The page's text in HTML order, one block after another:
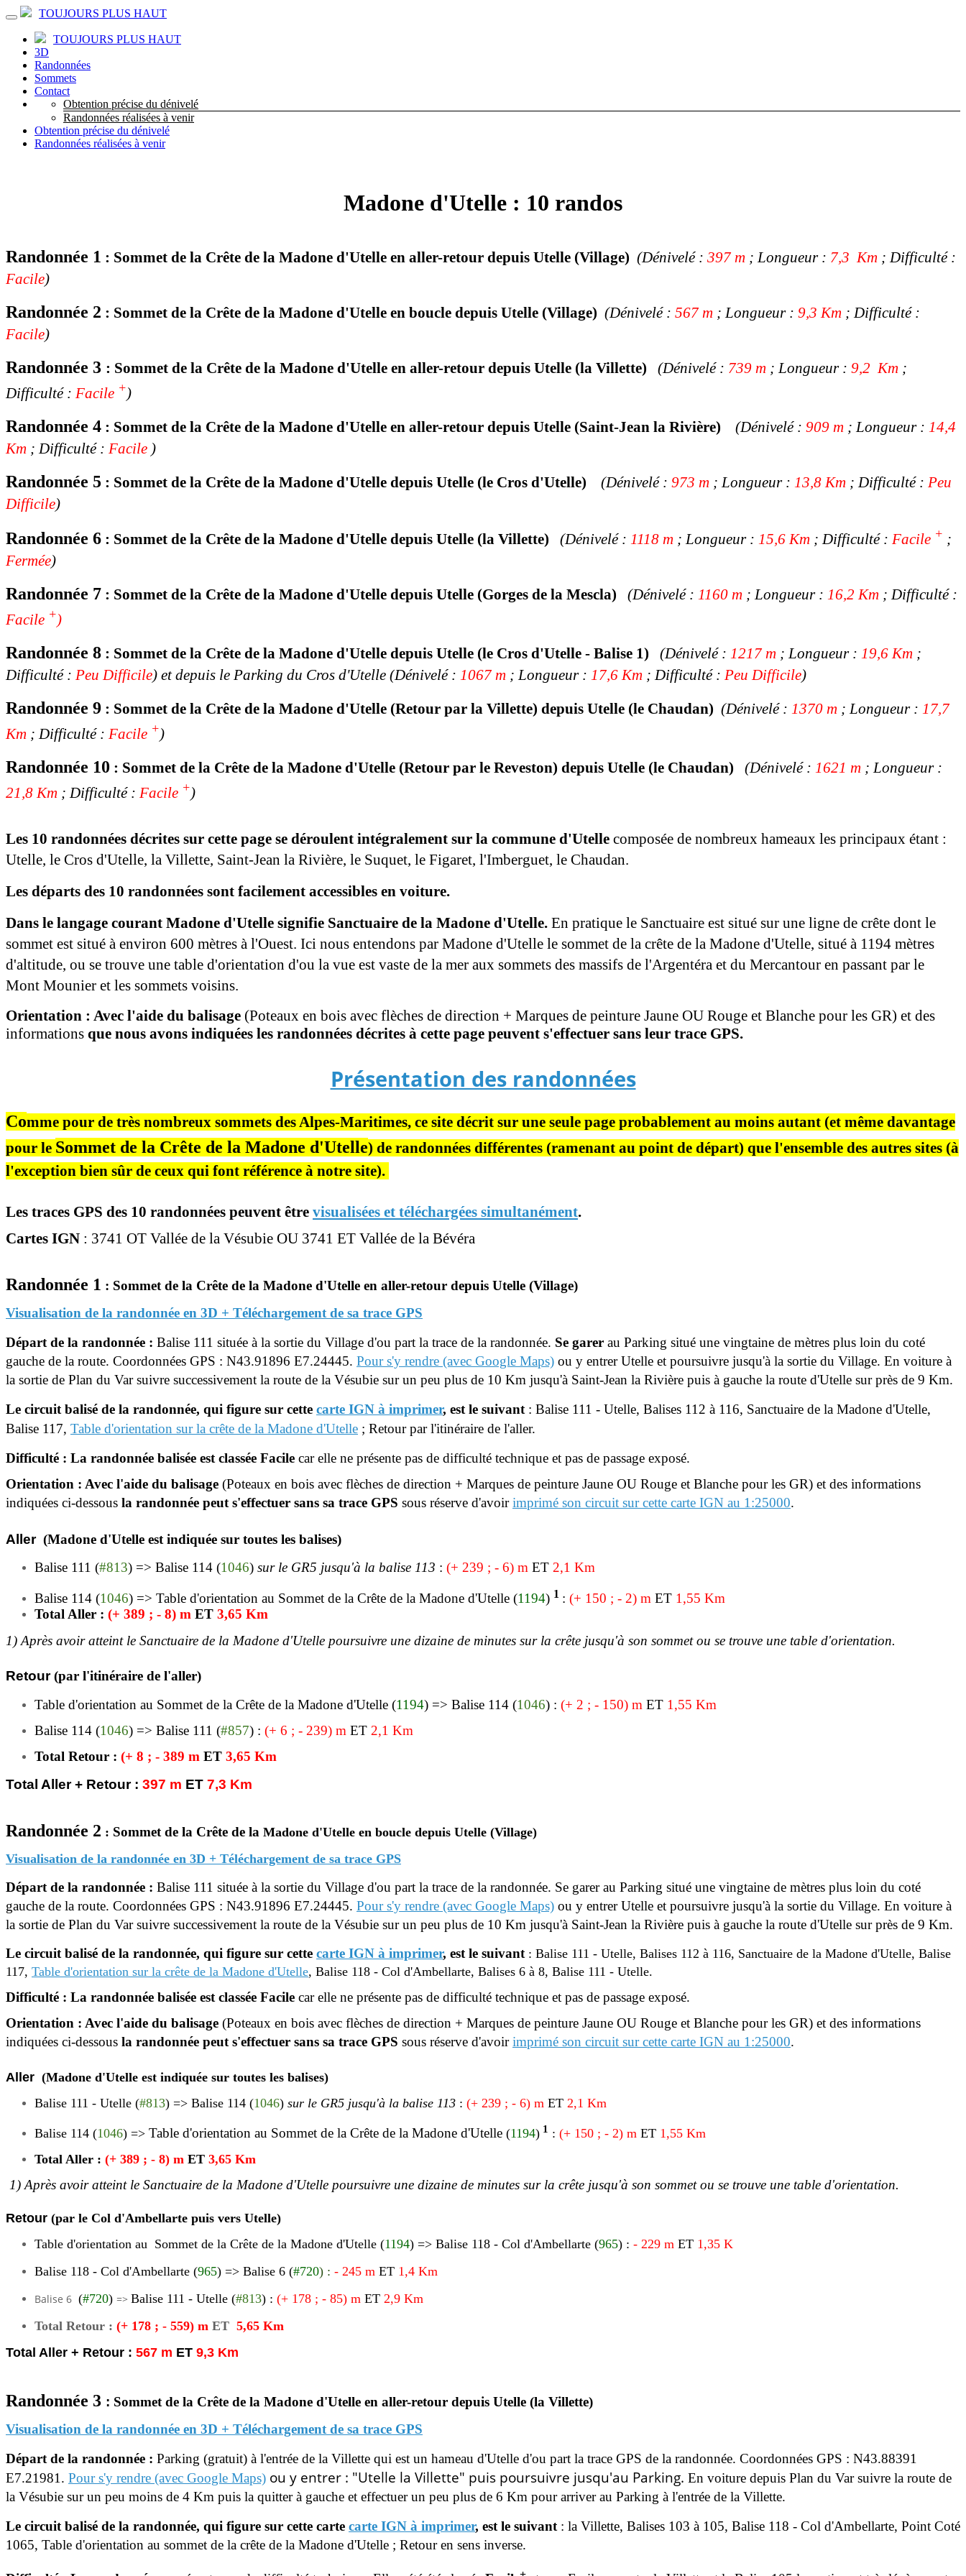
TOUJOURS PLUS HAUT
TOUJOURS PLUS HAUT
3D
Randonnées
Sommets
Contact
Obtention précise du dénivelé
Randonnées réalisées à venir
Obtention précise du dénivelé
Randonnées réalisées à venir
Madone d'Utelle : 10 randos
Randonnée 1 : Sommet de la Crête de la Madone d'Utelle en aller-retour depuis Utelle (Village) (Dénivelé : 397 m ; Longueur : 7,3 Km ; Difficulté :
Facile)
Randonnée 2 : Sommet de la Crête de la Madone d'Utelle en boucle depuis Utelle (Village) (Dénivelé : 567 m ; Longueur : 9,3 Km ; Difficulté :
Facile)
Randonnée 3 : Sommet de la Crête de la Madone d'Utelle en aller-retour depuis Utelle (la Villette) (Dénivelé : 739 m ; Longueur : 9,2 Km ;
Difficulté : Facile +)
Randonnée 4 : Sommet de la Crête de la Madone d'Utelle en aller-retour depuis Utelle (Saint-Jean la Rivière) (Dénivelé : 909 m ; Longueur : 14,4
Km ; Difficulté : Facile )
Randonnée 5 : Sommet de la Crête de la Madone d'Utelle depuis Utelle (le Cros d'Utelle) (Dénivelé : 973 m ; Longueur : 13,8 Km ; Difficulté : Peu
Difficile)
Randonnée 6 : Sommet de la Crête de la Madone d'Utelle depuis Utelle (la Villette) (Dénivelé : 1118 m ; Longueur : 15,6 Km ; Difficulté : Facile + ;
Fermée)
Randonnée 7 : Sommet de la Crête de la Madone d'Utelle depuis Utelle (Gorges de la Mescla) (Dénivelé : 1160 m ; Longueur : 16,2 Km ; Difficulté :
Facile +)
Randonnée 8 : Sommet de la Crête de la Madone d'Utelle depuis Utelle (le Cros d'Utelle - Balise 1) (Dénivelé : 1217 m ; Longueur: 19,6 Km ;
Difficulté : Peu Difficile) et depuis le Parking du Cros d'Utelle (Dénivelé : 1067 m ; Longueur: 17,6 Km ; Difficulté : Peu Difficile)
Randonnée 9 : Sommet de la Crête de la Madone d'Utelle (Retour par la Villette) depuis Utelle (le Chaudan) (Dénivelé : 1370 m ; Longueur : 17,7
Km ; Difficulté : Facile +)
Randonnée 10 : Sommet de la Crête de la Madone d'Utelle (Retour par le Reveston) depuis Utelle (le Chaudan) (Dénivelé : 1621 m ; Longueur :
21,8 Km ; Difficulté : Facile +)
Les 10 randonnées décrites sur cette page se déroulent intégralement sur la commune d'Utelle composée de nombreux hameaux les principaux étant :
Utelle, le Cros d'Utelle, la Villette, Saint-Jean la Rivière, le Suquet, le Figaret, l'Imberguet, le Chaudan.
Les départs des 10 randonnées sont facilement accessibles en voiture.
Dans le langage courant Madone d'Utelle signifie Sanctuaire de la Madone d'Utelle. En pratique le Sanctuaire est situé sur une ligne de crête dont le
sommet est situé à environ 600 mètres à l'Ouest. Ici nous entendons par Madone d'Utelle le sommet de la crête de la Madone d'Utelle, situé à 1194 mètres
d'altitude, ou se trouve une table d'orientation d'ou la vue est vaste de la mer aux sommets des massifs de l'Argentéra et du Mercantour en passant par le
Mont Mounier et les sommets voisins.
Orientation : Avec l'aide du balisage (Poteaux en bois avec flèches de direction + Marques de peinture Jaune OU Rouge et Blanche pour les GR) et des
informations que nous avons indiquées les randonnées décrites à cette page peuvent s'effectuer sans leur trace GPS.
Présentation des randonnées
Comme pour de très nombreux sommets des Alpes-Maritimes, ce site décrit sur une seule page probablement au moins autant (et même davantage
pour le Sommet de la Crête de la Madone d'Utelle) de randonnées différentes (ramenant au point de départ) que l'ensemble des autres sites (à
l'exception bien sûr de ceux qui font référence à notre site).
Les traces GPS des 10 randonnées peuvent être visualisées et téléchargées simultanément.
Cartes IGN : 3741 OT Vallée de la Vésubie OU 3741 ET Vallée de la Bévéra
Randonnée 1 : Sommet de la Crête de la Madone d'Utelle en aller-retour depuis Utelle (Village)
Visualisation de la randonnée en 3D + Téléchargement de sa trace GPS
Départ de la randonnée : Balise 111 située à la sortie du Village d'ou part la trace de la randonnée. Se garer au Parking situé une vingtaine de mètres plus loin du coté
gauche de la route. Coordonnées GPS : N43.91896 E7.24445. Pour s'y rendre (avec Google Maps) ou y entrer Utelle et poursuivre jusqu'à la sortie du Village. En voiture à
la sortie de Plan du Var suivre successivement la route de la Vésubie sur un peu plus de 10 Km jusqu'à Saint-Jean la Rivière puis à gauche la route d'Utelle sur près de 9 Km.
Le circuit balisé de la randonnée, qui figure sur cette carte IGN à imprimer, est le suivant : Balise 111 - Utelle, Balises 112 à 116, Sanctuaire de la Madone d'Utelle,
Balise 117, Table d'orientation sur la crête de la Madone d'Utelle ; Retour par l'itinéraire de l'aller.
Difficulté : La randonnée balisée est classée Facile car elle ne présente pas de difficulté technique et pas de passage exposé.
Orientation : Avec l'aide du balisage (Poteaux en bois avec flèches de direction + Marques de peinture Jaune OU Rouge et Blanche pour les GR) et des informations
indiquées ci-dessous la randonnée peut s'effectuer sans sa trace GPS sous réserve d'avoirimprimé son circuit sur cette carte IGN au 1:25000.
Aller(Madone d'Utelle est indiquée sur toutes les balises)
Balise 111 (#813) => Balise 114 (1046) sur le GR5 jusqu'à la balise 113 : (+ 239 ; - 6) m ET 2,1 Km
Balise 114 (1046) => Table d'orientation au Sommet de la Crête de la Madone d'Utelle (1194) 1 : (+ 150 ; - 2) m ET 1,55 Km
Total Aller : (+ 389 ; - 8) m ET 3,65 Km
1) Après avoir atteint le Sanctuaire de la Madone d'Utelle poursuivre une dizaine de minutes sur la crête jusqu'à son sommet ou se trouve une table d'orientation.
Retour(par l'itinéraire de l'aller)
Table d'orientation au Sommet de la Crête de la Madone d'Utelle (1194) => Balise 114 (1046) : (+ 2 ; - 150) m ET 1,55 Km
Balise 114 (1046) => Balise 111 (#857) : (+ 6 ; - 239) m ET 2,1 Km
Total Retour : (+ 8 ; - 389 m ET 3,65 Km
Total Aller + Retour : 397 m ET 7,3 Km
Randonnée 2 : Sommet de la Crête de la Madone d'Utelle en boucle depuis Utelle (Village)
Visualisation de la randonnée en 3D + Téléchargement de sa trace GPS
Départ de la randonnée : Balise 111 située à la sortie du Village d'ou part la trace de la randonnée. Se garer au Parking situé une vingtaine de mètres plus loin du coté
gauche de la route. Coordonnées GPS : N43.91896 E7.24445. Pour s'y rendre (avec Google Maps) ou y entrer Utelle et poursuivre jusqu'à la sortie du Village. En voiture à
la sortie de Plan du Var suivre successivement la route de la Vésubie sur un peu plus de 10 Km jusqu'à Saint-Jean la Rivière puis à gauche la route d'Utelle sur près de 9 Km.
Le circuit balisé de la randonnée, qui figure sur cette carte IGN à imprimer, est le suivant : Balise 111 - Utelle, Balises 112 à 116, Sanctuaire de la Madone d'Utelle, Balise
117, Table d'orientation sur la crête de la Madone d'Utelle, Balise 118 - Col d'Ambellarte, Balises 6 à 8, Balise 111 - Utelle.
Difficulté : La randonnée balisée est classée Facile car elle ne présente pas de difficulté technique et pas de passage exposé.
Orientation : Avec l'aide du balisage (Poteaux en bois avec flèches de direction + Marques de peinture Jaune OU Rouge et Blanche pour les GR) et des informations
indiquées ci-dessous la randonnée peut s'effectuer sans sa trace GPS sous réserve d'avoirimprimé son circuit sur cette carte IGN au 1:25000.
Aller (Madone d'Utelle est indiquée sur toutes les balises)
Balise 111 - Utelle (#813) => Balise 114 (1046) sur le GR5 jusqu'à la balise 113 : (+ 239 ; - 6) m ET 2,1 Km
Balise 114 (1046) => Table d'orientation au Sommet de la Crête de la Madone d'Utelle (1194) 1 : (+ 150 ; - 2) m ET 1,55 Km
Total Aller : (+ 389 ; - 8) m ET 3,65 Km
1) Après avoir atteint le Sanctuaire de la Madone d'Utelle poursuivre une dizaine de minutes sur la crête jusqu'à son sommet ou se trouve une table d'orientation.
Retour (par le Col d'Ambellarte puis vers Utelle)
Table d'orientation au Sommet de la Crête de la Madone d'Utelle (1194) => Balise 118 - Col d'Ambellarte (965) : - 229 m ET 1,35 K
Balise 118 - Col d'Ambellarte (965) => Balise 6 (#720) : - 245 m ET 1,4 Km
Balise 6 (#720) => Balise 111 - Utelle (#813) : (+ 178 ; - 85) m ET 2,9 Km
Total Retour : (+ 178 ; - 559) m ET 5,65 Km
Total Aller + Retour : 567 m ET 9,3 Km
Randonnée 3 : Sommet de la Crête de la Madone d'Utelle en aller-retour depuis Utelle (la Villette)
Visualisation de la randonnée en 3D + Téléchargement de sa trace GPS
Départ de la randonnée : Parking (gratuit) à l'entrée de la Villette qui est un hameau d'Utelle d'ou part la trace GPS de la randonnée. Coordonnées GPS : N43.88391
E7.21981. Pour s'y rendre (avec Google Maps) ou y entrer : "Utelle la Villette" puis poursuivre jusqu'au Parking. En voiture depuis Plan du Var suivre la route de
la Vésubie sur un peu moins de 4 Km puis la quitter à gauche et effectuer un peu plus de 6 Km pour arriver au Parking à l'entrée de la Villette.
Le circuit balisé de la randonnée, qui figure sur cette carte carte IGN à imprimer, est le suivant : la Villette, Balises 103 à 105, Balise 118 - Col d'Ambellarte, Point Coté
1065, Table d'orientation au sommet de la crête de la Madone d'Utelle ; Retour en sens inverse.